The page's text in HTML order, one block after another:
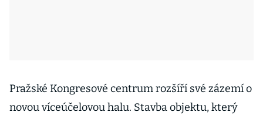
Pražské Kongresové centrum rozšíří své zázemí o
novou víceúčelovou halu. Stavba objektu, který